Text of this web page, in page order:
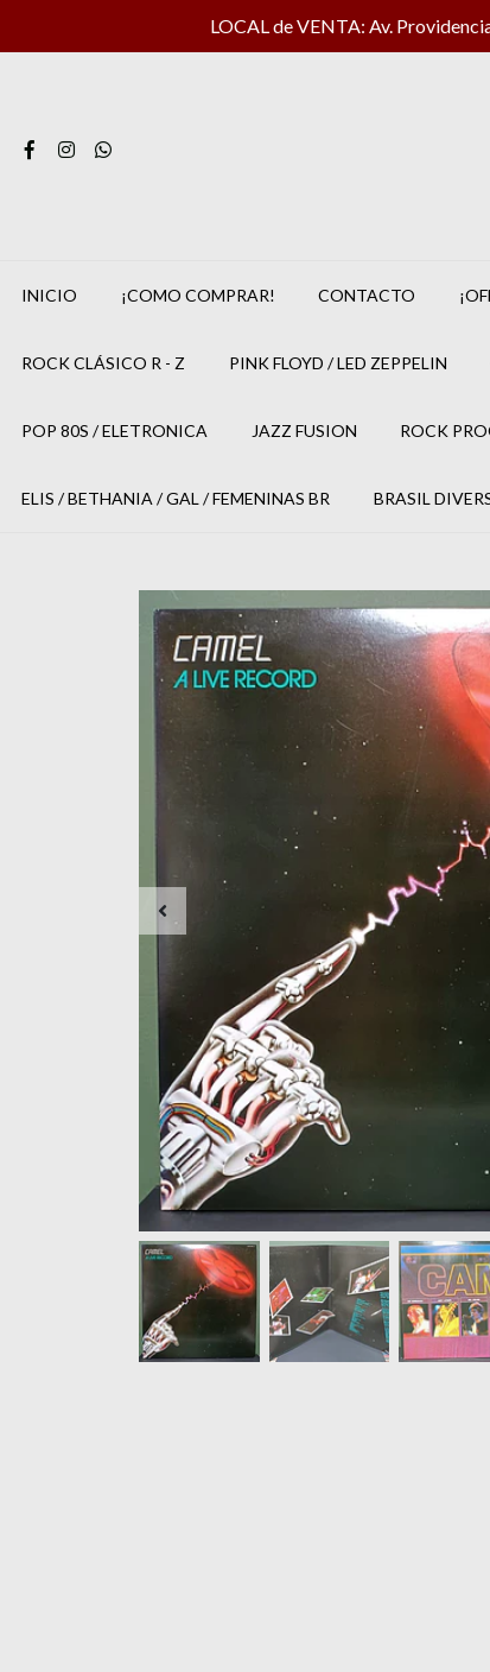
LOCAL de VENTA: Av.
INICIO ¡COMO COMPRAR! CONTACTO
ROCK CLÁSICO R - Z PINK FLOYD / LED ZEPPELIN
POP 80S / ELETRONICA JAZZ FUSION ROCK
ELIS / BETHANIA / GAL / FEMENINAS BR BRASIL